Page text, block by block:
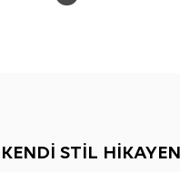
KENDİ STİL